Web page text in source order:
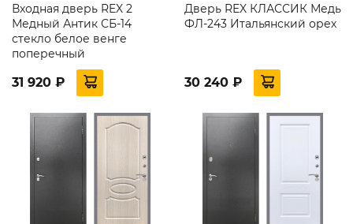
Входная дверь REX 2
Медный Антик СБ-14
стекло белое венге
поперечный
31 920 ₽
Дверь REX КЛАССИК Медь
ФЛ-243 Итальянский орех
30 240 ₽